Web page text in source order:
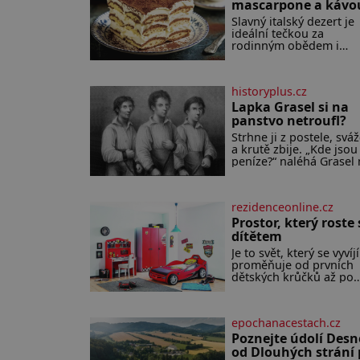
mascarpone a
Slavný italský dezert je
ideální tečkou za
rodinným obědem i
pro 4 osoby: 250 g
mascarpone 3 vejce 80 g
cukru 200 g cukrářských
piškotů 250 ml silné kávy 2
lžíce amaretta kakao na
posypání Postup:
žloutky od bílků.
nich vmíchejte
mascarpone, aby vznikl
hladký
historyplus.cz
Lapka Grasel si na
panstvo netroufl?
Strhne ji z postele,
a krutě zbije. „Kde jsou
peníze?“ naléhá Grasel
nemá, spokojí se lupič s
několika měďáky a
látky. Zraněná žena pár
nato umírá. Je to muž
nebývale krutý. Jeho
budí hrůzu ještě dlouho
po jeho smrti
rezidenceonline.cz
Prostor, který roste
dítětem
Je to svět, který se
proměňuje od prvních
dětských krůčků až po
soustředění i odpočinek
reaguje na každou
života a specifické
epochanacestach.cz
Poznejte údolí
od Dlouhých strání